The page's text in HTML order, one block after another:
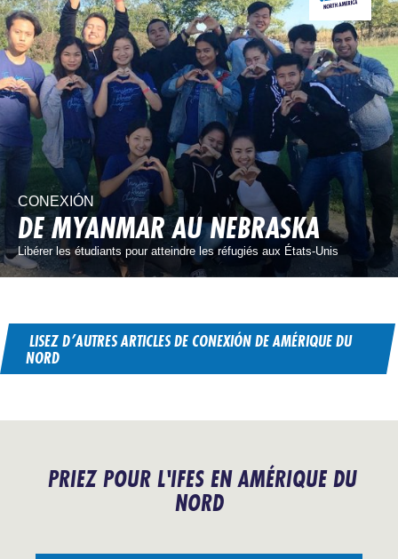
CONEXIÓN
DE MYANMAR AU NEBRASKA
Libérer les étudiants pour atteindre les réfugiés aux États-Unis
LISEZ D’AUTRES ARTICLES DE CONEXIÓN DE AMÉRIQUE DU
NORD
PRIEZ POUR L'IFES EN AMÉRIQUE DU
NORD